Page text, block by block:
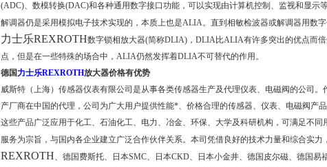
(ADC)、数模转换(DAC)和各种通用数字接口功能，可以实现由计算机控制、监视和显示
解调器仍是采用模拟电子技术实现的，本质上也是ALIA。直到相敏检波器或解调器用数
力士乐REXROTH数字锁相放大器(简称DLIA)，DLIA比ALIA有许多突出的优点而
点，但是在一些特殊的场合中，ALIA仍然发挥着DLIA不可替代的作用。
德国 力士乐REXROTH放大器价格有优势
威斯特（上海）传感器仪表有限公司是从事各类传感器生产及代理仪表、电磁阀的公司
产厂商在中国的代理，公司为广大用户提供性能*、价格合理的传感器、仪表、电磁阀产
这些产品广泛应用于化工、石油化工、电力、冶金、环保、大学及科研机构，可满足不
服务为宗旨，与国内各企业建立广泛合作伙伴关系。本司凭借良好的技术力量和综合实力
REXROTH、德国费斯托、日本SMC、日本CKD、日本小金井、德国皮尔磁、德国易